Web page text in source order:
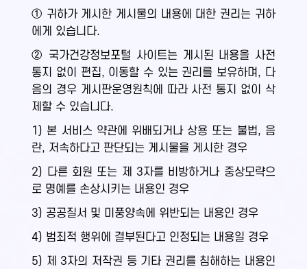
① 귀하가 게시한 게시물의 내용에 대한 권리는 귀하
에게 있습니다.
② 국가건강정보포털 사이트는 게시된 내용을 사전
통지 없이 편집, 이동할 수 있는 권리를 보유하며, 다
음의 경우 게시판운영원칙에 따라 사전 통지 없이 삭
제할 수 있습니다.
1) 본 서비스 약관에 위배되거나 상용 또는 불법, 음
란, 저속하다고 판단되는 게시물을 게시한 경우
2) 다른 회원 또는 제 3자를 비방하거나 중상모략으
로 명예를 손상시키는 내용인 경우
3) 공공질서 및 미풍양속에 위반되는 내용인 경우
4) 범죄적 행위에 결부된다고 인정되는 내용일 경우
5) 제 3자의 저작권 등 기타 권리를 침해하는 내용인